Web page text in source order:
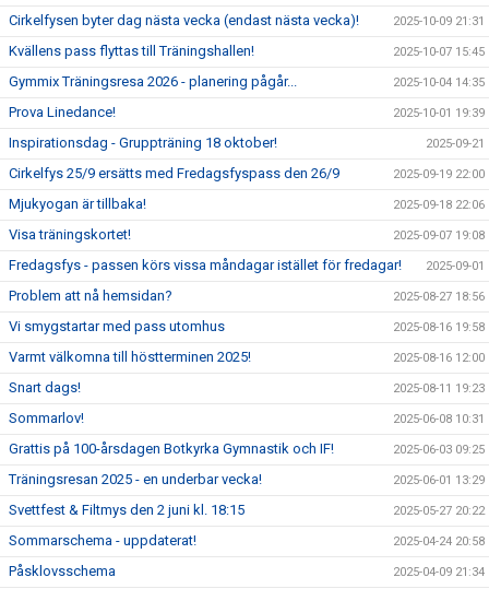
Cirkelfysen byter dag nästa vecka (endast nästa vecka)! 2025-10-09 21:31
Kvällens pass flyttas till Träningshallen! 2025-10-07 15:45
Gymmix Träningsresa 2026 - planering pågår... 2025-10-04 14:35
Prova Linedance! 2025-10-01 19:39
Inspirationsdag - Gruppträning 18 oktober! 2025-09-21
Cirkelfys 25/9 ersätts med Fredagsfyspass den 26/9 2025-09-19 22:00
Mjukyogan är tillbaka! 2025-09-18 22:06
Visa träningskortet! 2025-09-07 19:08
Fredagsfys - passen körs vissa måndagar istället för fredagar! 2025-09-01
Problem att nå hemsidan? 2025-08-27 18:56
Vi smygstartar med pass utomhus 2025-08-16 19:58
Varmt välkomna till höstterminen 2025! 2025-08-16 12:00
Snart dags! 2025-08-11 19:23
Sommarlov! 2025-06-08 10:31
Grattis på 100-årsdagen Botkyrka Gymnastik och IF! 2025-06-03 09:25
Träningsresan 2025 - en underbar vecka! 2025-06-01 13:29
Svettfest & Filtmys den 2 juni kl. 18:15 2025-05-27 20:22
Sommarschema - uppdaterat! 2025-04-24 20:58
Påsklovsschema 2025-04-09 21:34